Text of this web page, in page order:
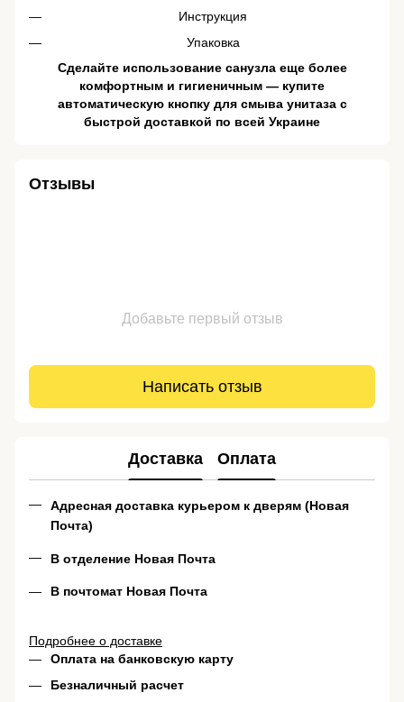
Инструкция
Упаковка
Сделайте использование санузла еще более
комфортным и гигиеничным — купите
автоматическую кнопку для смыва унитаза с
быстрой доставкой по всей Украине
Отзывы
Добавьте первый отзыв
Написать отзыв
Доставка Оплата
Адресная доставка курьером к дверям (Новая
Почта)
В отделение Новая Почта
В почтомат Новая Почта
Подробнее о доставке
Оплата на банковскую карту
Безналичный расчет